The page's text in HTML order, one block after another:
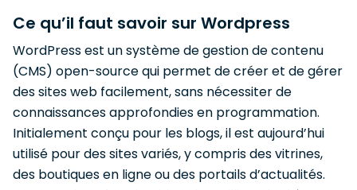
Ce qu’il faut savoir sur Wordpress
WordPress est un système de gestion de contenu
(CMS) open-source qui permet de créer et de gérer
des sites web facilement, sans nécessiter de
connaissances approfondies en programmation.
Initialement conçu pour les blogs, il est aujourd’hui
utilisé pour des sites variés, y compris des vitrines,
des boutiques en ligne ou des portails d’actualités.